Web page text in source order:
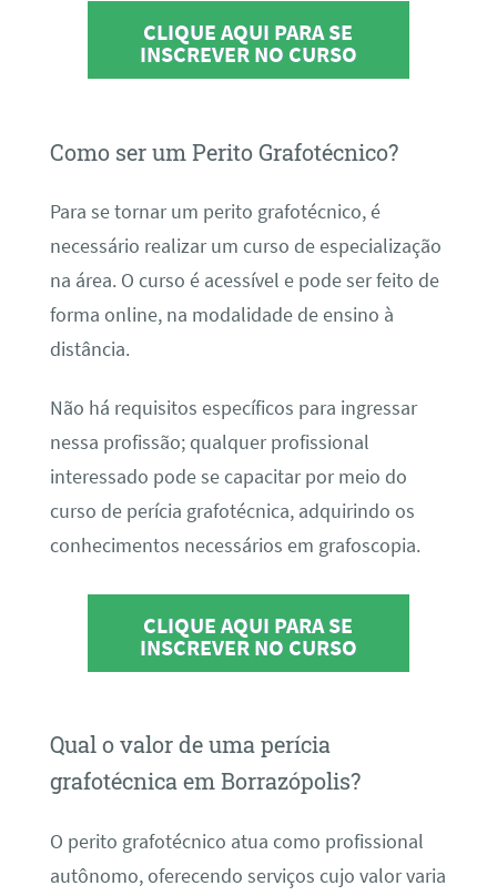
CLIQUE AQUI PARA SE
INSCREVER NO CURSO
Como ser um Perito Grafotécnico?
Para se tornar um perito grafotécnico, é
necessário realizar um curso de especialização
na área. O curso é acessível e pode ser feito de
forma online, na modalidade de ensino à
distância.
Não há requisitos específicos para ingressar
nessa profissão; qualquer profissional
interessado pode se capacitar por meio do
curso de perícia grafotécnica, adquirindo os
conhecimentos necessários em grafoscopia.
CLIQUE AQUI PARA SE
INSCREVER NO CURSO
Qual o valor de uma perícia
grafotécnica em Borrazópolis?
O perito grafotécnico atua como profissional
autônomo, oferecendo serviços cujo valor varia